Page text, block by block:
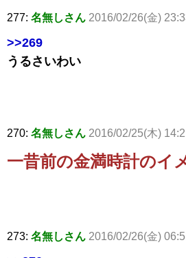
277: 名無しさん 2016/02/26(金)
>>269
うるさいわい
270: 名無しさん 2016/02/25(木)
一昔前の金満時計のイ
273: 名無しさん 2016/02/26(金)